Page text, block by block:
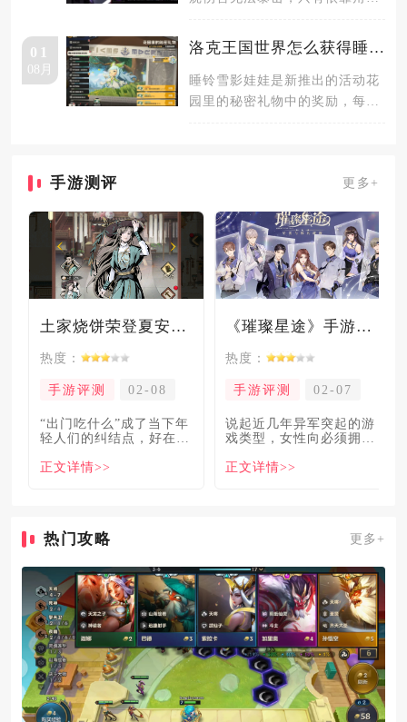
术伤害
01
08月
洛克王国世界怎么获得睡铃雪影娃娃
睡铃雪影娃娃是新推出的活动花
园里的秘密礼物中的奖励，每个
手游测评 更多+
土家烧饼荣登夏安必吃榜？烧饼西施摇身成流量网红！
热度：
手游评测 02-08
“出门吃什么”成了当下年
轻人们的纠结点，好在美
解
正文详情>>
《璀璨星途》手游测评：专注事业与搞钱，这波“真香”了！
热度：
手游评测 02-07
说起近几年异军突起的游
戏类型，女性向必须拥有
名大
正文详情>>
热门攻略 更多+